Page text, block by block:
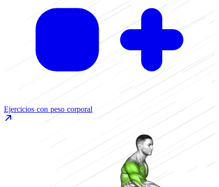
Ejercicios con peso corporal